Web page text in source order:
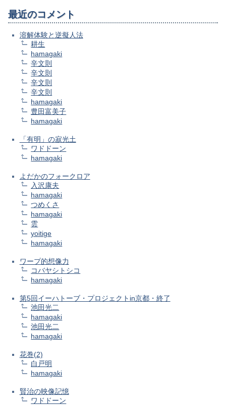
最近のコメント
溶解体験と逆擬人法
耕生
hamagaki
辛文則
辛文則
辛文則
辛文則
hamagaki
豊田富美子
hamagaki
「有明」の寂光土
ワドドーン
hamagaki
よだかのフォークロア
入沢康夫
hamagaki
つめくさ
hamagaki
雲
yoitige
hamagaki
ワープ的想像力
コバヤシトシコ
hamagaki
第5回イーハトーブ・プロジェクトin京都・終了
池田光二
hamagaki
池田光二
hamagaki
花巻(2)
白戸明
hamagaki
賢治の映像記憶
ワドドーン